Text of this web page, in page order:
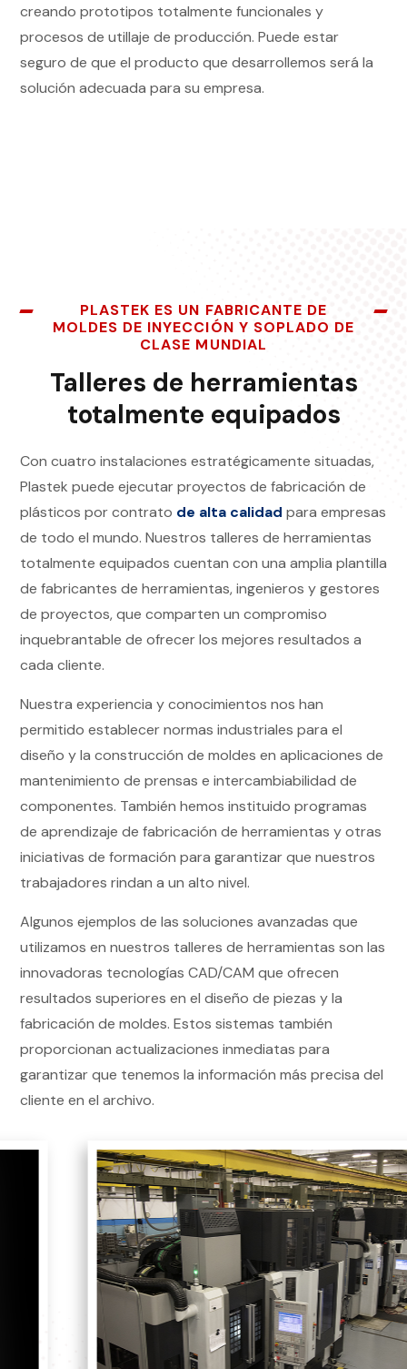
creando prototipos totalmente funcionales y
procesos de utillaje de producción. Puede estar
seguro de que el producto que desarrollemos será la
solución adecuada para su empresa.
PLASTEK ES UN FABRICANTE DE
MOLDES DE INYECCIÓN Y SOPLADO DE
CLASE MUNDIAL
Talleres de herramientas
totalmente equipados
Con cuatro instalaciones estratégicamente situadas,
Plastek puede ejecutar proyectos de fabricación de
plásticos por contrato de alta calidad para empresas
de todo el mundo. Nuestros talleres de herramientas
totalmente equipados cuentan con una amplia plantilla
de fabricantes de herramientas, ingenieros y gestores
de proyectos, que comparten un compromiso
inquebrantable de ofrecer los mejores resultados a
cada cliente.
Nuestra experiencia y conocimientos nos han
permitido establecer normas industriales para el
diseño y la construcción de moldes en aplicaciones de
mantenimiento de prensas e intercambiabilidad de
componentes. También hemos instituido programas
de aprendizaje de fabricación de herramientas y otras
iniciativas de formación para garantizar que nuestros
trabajadores rindan a un alto nivel.
Algunos ejemplos de las soluciones avanzadas que
utilizamos en nuestros talleres de herramientas son las
innovadoras tecnologías CAD/CAM que ofrecen
resultados superiores en el diseño de piezas y la
fabricación de moldes. Estos sistemas también
proporcionan actualizaciones inmediatas para
garantizar que tenemos la información más precisa del
cliente en el archivo.